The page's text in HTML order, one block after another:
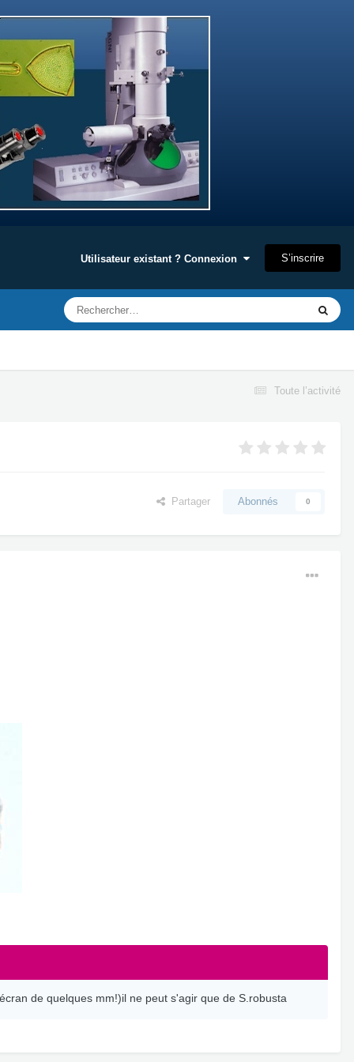
Utilisateur existant ? Connexion S’inscrire
Toute l’activité
Partager Abonnés 0
de quelques mm!)il ne peut s'agir que de S.robusta